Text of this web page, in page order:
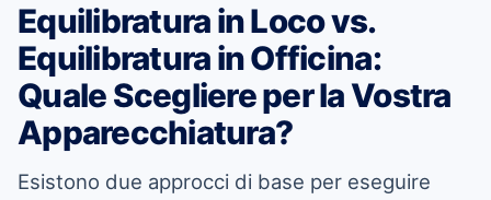
Equilibratura in Loco vs.
Equilibratura in Officina:
Quale Scegliere per la Vostra
Apparecchiatura?
Esistono due approcci di base per eseguire